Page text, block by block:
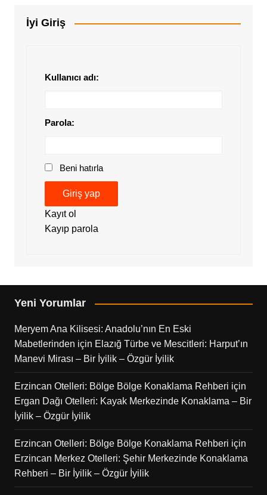
İyi Giriş
Kullanıcı adı:
Parola:
Beni hatırla
Giriş yap
Kayıt ol
Kayıp parola
Yeni Yorumlar
Meryem Ana Kilisesi: Anadolu’nın En Eski
Mabetlerinden için Elazığ Türbe ve Mescitleri: Harput’ın
Manevi Mirası – Bir İyilik – Özgür İyilik
Erzincan Otelleri: Bölge Bölge Konaklama Rehberi için
Ergan Dağı Otelleri: Kayak Merkezinde Konaklama – Bir
İyilik – Özgür İyilik
Erzincan Otelleri: Bölge Bölge Konaklama Rehberi için
Erzincan Merkez Otelleri: Şehir Merkezinde Konaklama
Rehberi – Bir İyilik – Özgür İyilik